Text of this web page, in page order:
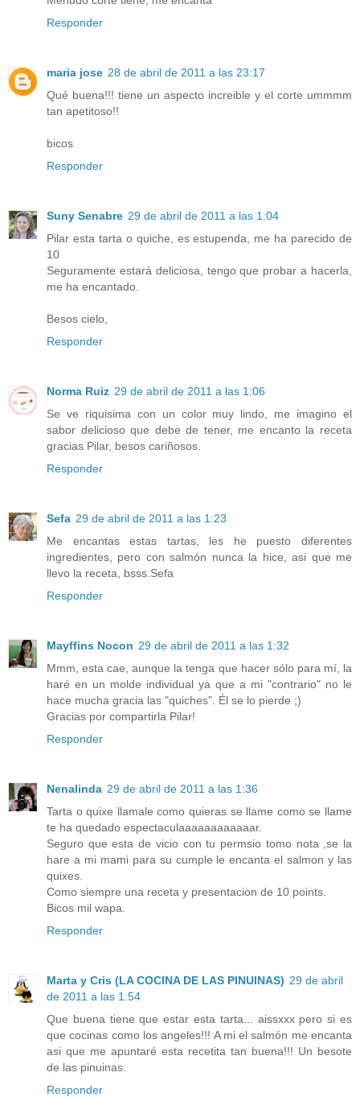
Responder
maria jose 28 de abril de 2011 a las 23:17
Qué buena!!! tiene un aspecto increible y el corte ummmm
tan apetitoso!!
bicos
Responder
Suny Senabre 29 de abril de 2011 a las 1:04
Pilar esta tarta o quiche, es estupenda, me ha parecido de
10
Seguramente estará deliciosa, tengo que probar a hacerla,
me ha encantado.
Besos cielo,
Responder
Norma Ruiz 29 de abril de 2011 a las 1:06
Se ve riquisima con un color muy lindo, me imagino el
sabor delicioso que debe de tener, me encanto la receta
gracias Pilar, besos cariñosos.
Responder
Sefa 29 de abril de 2011 a las 1:23
Me encantas estas tartas, les he puesto diferentes
ingredientes, pero con salmón nunca la hice, asi que me
llevo la receta, bsss.Sefa
Responder
Mayffins Nocon 29 de abril de 2011 a las 1:32
Mmm, esta cae, aunque la tenga que hacer sólo para mí, la
haré en un molde individual ya que a mi "contrario" no le
hace mucha gracia las "quiches". Él se lo pierde ;)
Gracias por compartirla Pilar!
Responder
Nenalinda 29 de abril de 2011 a las 1:36
Tarta o quixe llamale como quieras se llame como se llame
te ha quedado espectaculaaaaaaaaaaaar.
Seguro que esta de vicio con tu permsio tomo nota ,se la
hare a mi mami para su cumple le encanta el salmon y las
quixes.
Como siempre una receta y presentacion de 10 points.
Bicos mil wapa.
Responder
Marta y Cris (LA COCINA DE LAS PINUINAS) 29 de abril
de 2011 a las 1:54
Que buena tiene que estar esta tarta... aissxxx pero si es
que cocinas como los angeles!!! A mi el salmón me encanta
asi que me apuntaré esta recetita tan buena!!! Un besote
de las pinuinas.
Responder